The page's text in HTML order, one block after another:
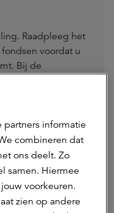
Raadpleeg het
voordat u
Bij de
gehouden met
van de
in het
fonds. Het
over de
gepromote
.
partners informatie
combineren dat
ons deelt. Zo
samen. Hiermee
voorkeuren.
zien op andere